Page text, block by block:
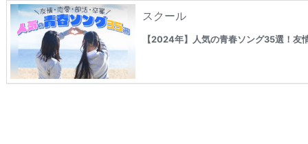
スクール
【2024年】人気の青春ソング35選！